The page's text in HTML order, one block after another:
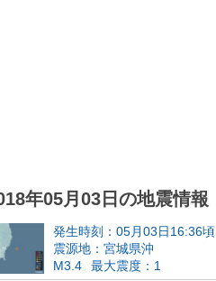
年05月03日の地震情報
発生時刻：05月03日16:36頃
震源地：宮城県沖
M3.4
最大震度：1